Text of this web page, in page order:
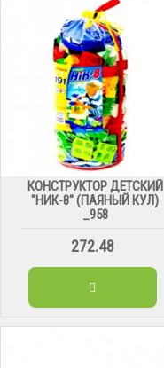
КОНСТРУКТОР ДЕТСКИЙ
"НИК-8" (ПАЯНЫЙ КУЛ)
_958
272.48